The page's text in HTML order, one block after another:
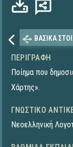
ΒΑΣΙΚΑ
ΠΕΡΙΓΡΑΦΉ
Ποίημα που
Χάρτης».
ΓΝΩΣΤΙΚΌ
Νεοελληνική